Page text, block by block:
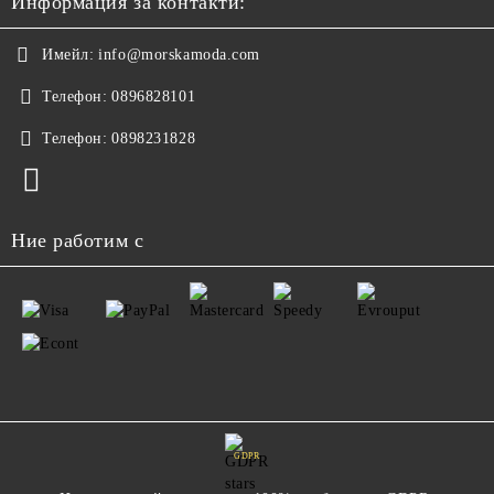
Имейл: info@morskamoda.com
Телефон: 0896828101
Телефон: 0898231828
Ние работим с
GDPR